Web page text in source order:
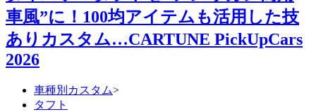
車風”に！100均アイテムも活用した技
ありカスタム…CARTUNE PickUpCars
2026
車種別カスタム>
タフト